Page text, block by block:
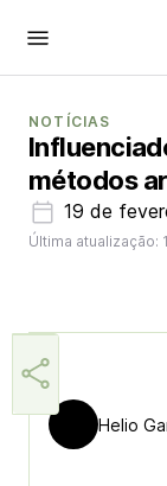
NOTÍCIAS
métodos
19 de
Última
Helio